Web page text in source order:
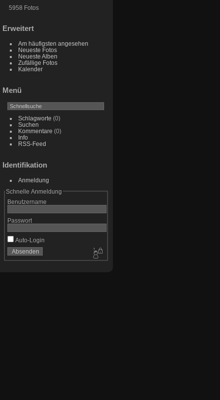
5958 Fotos
Erweitert
Am häufigsten angesehen
Neueste Fotos
Neueste Alben
Zufällige Fotos
Kalender
Menü
Schlagworte (0)
Suchen
Kommentare (0)
Info
RSS-Feed
Identifikation
Anmeldung
Schnelle Anmeldung
Benutzername
Passwort
Auto-Login